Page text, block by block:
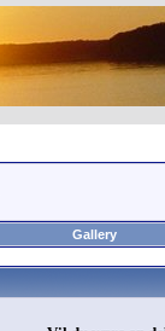
Gallery